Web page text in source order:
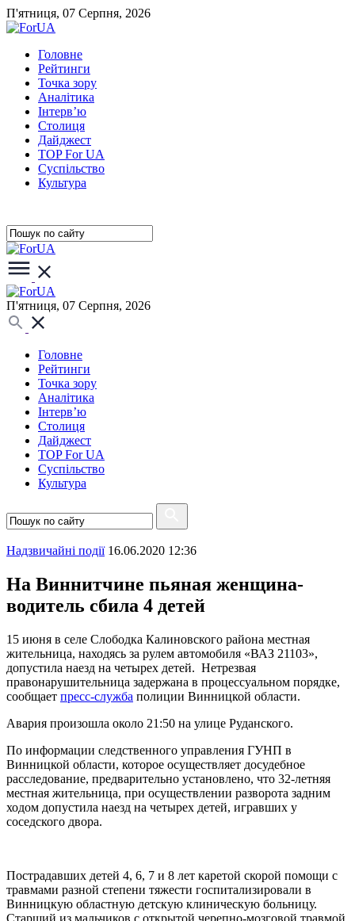
П'ятниця, 07 Серпня, 2026
Головне
Рейтинги
Точка зору
Аналітика
Інтерв’ю
Столиця
Дайджест
TOP For UA
Суспiльство
Культура
П'ятниця, 07 Серпня, 2026
Головне
Рейтинги
Точка зору
Аналітика
Інтерв’ю
Столиця
Дайджест
TOP For UA
Суспiльство
Культура
Надзвичайні події 16.06.2020 12:36
На Виннитчине пьяная женщина-
водитель сбила 4 детей
15 июня в селе Слободка Калиновского района местная
жительница, находясь за рулем автомобиля «ВАЗ 21103»,
допустила наезд на четырех детей. Нетрезвая
правонарушительница задержана в процессуальном порядке,
сообщает пресс-служба полиции Винницкой области.
Авария произошла около 21:50 на улице Руданского.
По информации следственного управления ГУНП в
Винницкой области, которое осуществляет досудебное
расследование, предварительно установлено, что 32-летняя
местная жительница, при осуществлении разворота задним
ходом допустила наезд на четырех детей, игравших у
соседского двора.
Пострадавших детей 4, 6, 7 и 8 лет каретой скорой помощи с
травмами разной степени тяжести госпитализировали в
Винницкую областную детскую клиническую больницу.
Старший из мальчиков с открытой черепно-мозговой травмой